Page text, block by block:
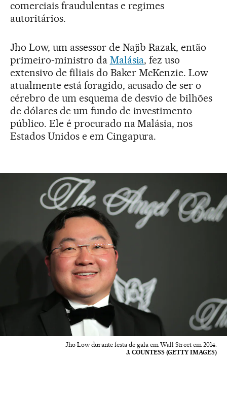
comerciais fraudulentas e regimes
autoritários.
Jho Low, um assessor de Najib Razak, então
primeiro-ministro da Malásia, fez uso
extensivo de filiais do Baker McKenzie. Low
atualmente está foragido, acusado de ser o
cérebro de um esquema de desvio de bilhões
de dólares de um fundo de investimento
público. Ele é procurado na Malásia, nos
Estados Unidos e em Cingapura.
Jho Low durante festa de gala em Wall Street em 2014.
J. COUNTESS (GETTY IMAGES)